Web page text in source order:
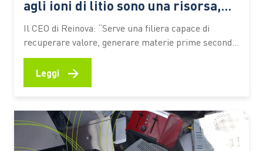
agli ioni di litio sono una risorsa,
non un rifiuto”
Il CEO di Reinova: “Serve una filiera capace di
recuperare valore, generare materie prime seconde
e preparare il Paese alle sfide della transizione
energetica. Le competenze saranno il fattore
automotive e pone nuove sfide lungo l’intero ciclo di
vita dei veicoli.…
Leggi →